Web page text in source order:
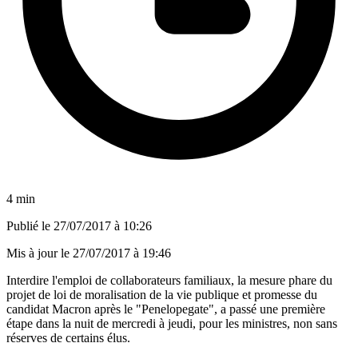
4 min
Publié le 27/07/2017 à 10:26
Mis à jour le 27/07/2017 à 19:46
Interdire l'emploi de collaborateurs familiaux, la mesure phare du
projet de loi de moralisation de la vie publique et promesse du
candidat Macron après le "Penelopegate", a passé une première
étape dans la nuit de mercredi à jeudi, pour les ministres, non sans
réserves de certains élus.